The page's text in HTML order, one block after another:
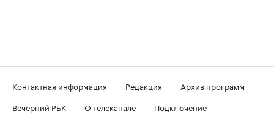
Контактная информация Редакция
Архив программ
Вечерний РБК
О телеканале
Подключение